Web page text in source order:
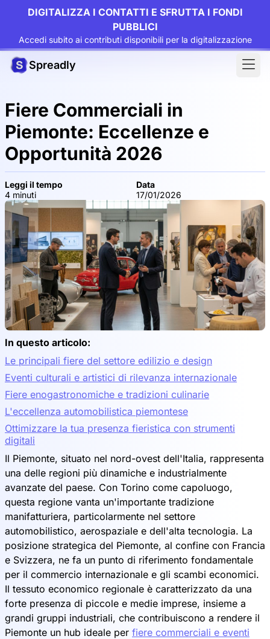
DIGITALIZZA I CONTATTI E SFRUTTA I FONDI
PUBBLICI
Accedi subito ai contributi disponibili per la digitalizzazione
Spreadly
Fiere Commerciali in
Piemonte: Eccellenze e
Opportunità 2026
Leggi il tempo
4 minuti
Data
17/01/2026
In questo articolo:
Le principali fiere del settore edilizio e design
Eventi culturali e artistici di rilevanza internazionale
Fiere enogastronomiche e tradizioni culinarie
L'eccellenza automobilistica piemontese
Ottimizzare la tua presenza fieristica con strumenti
digitali
Il Piemonte, situato nel nord-ovest dell'Italia, rappresenta
una delle regioni più dinamiche e industrialmente
avanzate del paese. Con Torino come capoluogo,
questa regione vanta un'importante tradizione
manifatturiera, particolarmente nel settore
automobilistico, aerospaziale e dell'alta tecnologia. La
posizione strategica del Piemonte, al confine con Francia
e Svizzera, ne fa un punto di riferimento fondamentale
per il commercio internazionale e gli scambi economici.
Il tessuto economico regionale è caratterizzato da una
forte presenza di piccole e medie imprese, insieme a
grandi gruppi industriali, che contribuiscono a rendere il
Piemonte un hub ideale per fiere commerciali e eventi